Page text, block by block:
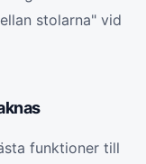
stolarna" vid
funktioner till